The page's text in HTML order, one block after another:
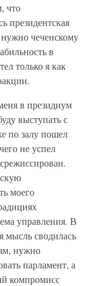
что
президентская
чеченскому
в
только я как
в президиум
выступать с
по залу пошел
не успел
моего
управления. В
мысль сводилась
нужно
парламент, а
компромисс